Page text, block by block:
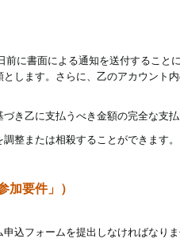
に書面による通知を送付すること
します。さらに、乙のアカウント
き乙に支払うべき金額の完全な支払
整または相殺することができます。
加要件」）
込フォームを提出しなければなり